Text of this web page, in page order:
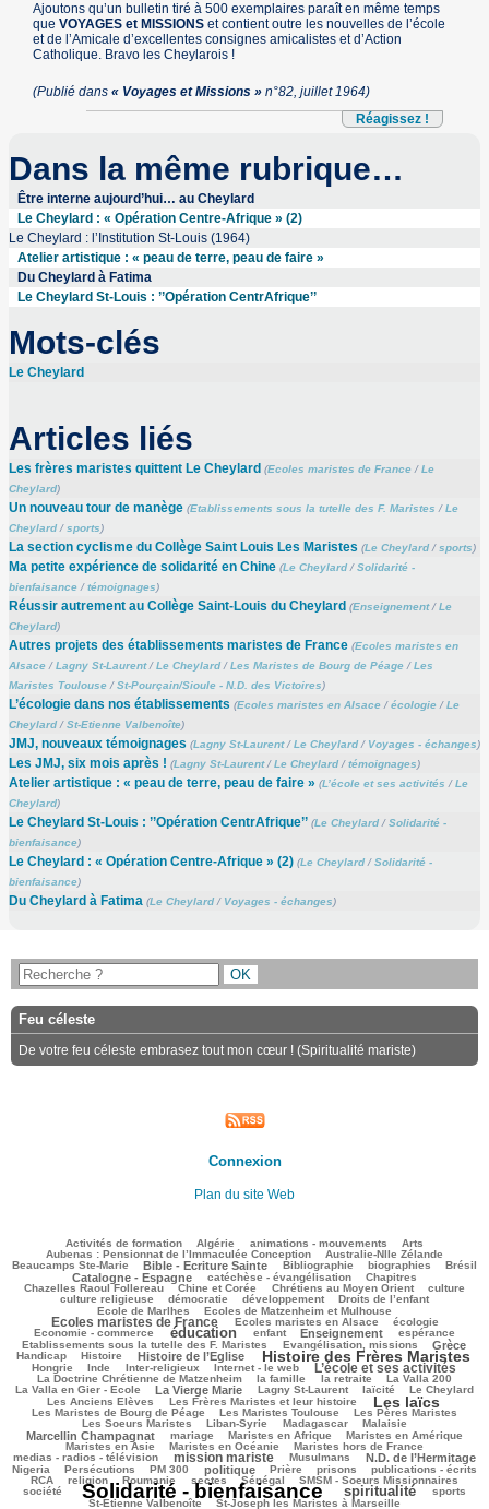
Ajoutons qu’un bulletin tiré à 500 exemplaires paraît en même temps
queVOYAGES et MISSIONS et contient outre les nouvelles de l’école
et de l’Amicale d’excellentes consignes amicalistes et d’Action
Catholique. Bravo les Cheylarois !
(Publié dans« Voyages et Missions » n°82, juillet 1964)
Réagissez !
Dans la même rubrique…
Être interne aujourd’hui… au Cheylard
Le Cheylard : « Opération Centre-Afrique » (2)
Le Cheylard : l’Institution St-Louis (1964)
Atelier artistique : « peau de terre, peau de faire »
Du Cheylard à Fatima
Le Cheylard St-Louis : ’’Opération CentrAfrique’’
Mots-clés
Le Cheylard
Articles liés
Les frères maristes quittent Le Cheylard (Ecoles maristes de France/Le
Cheylard)
Un nouveau tour de manège (Etablissements sous la tutelle des F. Maristes /Le
Cheylard/sports)
La section cyclisme du Collège Saint Louis Les Maristes (Le Cheylard/ sports)
Ma petite expérience de solidarité en Chine (Le Cheylard/Solidarité -
bienfaisance/témoignages)
Réussir autrement au Collège Saint-Louis du Cheylard (Enseignement/Le
Cheylard)
Autres projets des établissements maristes de France (Ecoles maristes en
Alsace/Lagny St-Laurent/Le Cheylard/Les Maristes de Bourg de Péage/Les
Maristes Toulouse/St-Pourçain/Sioule - N.D. des Victoires)
L’écologie dans nos établissements (Ecoles maristes en Alsace/écologie/Le
Cheylard/St-Etienne Valbenoîte)
JMJ, nouveaux témoignages (Lagny St-Laurent/Le Cheylard/ Voyages - échanges)
Les JMJ, six mois après ! (Lagny St-Laurent/Le Cheylard/témoignages)
Atelier artistique : « peau de terre, peau de faire » (L’école et ses activités /Le
Cheylard)
Le Cheylard St-Louis : ’’Opération CentrAfrique’’ (Le Cheylard/Solidarité -
bienfaisance)
Le Cheylard : « Opération Centre-Afrique » (2) (Le Cheylard/Solidarité -
bienfaisance)
Du Cheylard à Fatima (Le Cheylard/ Voyages - échanges)
Feu céleste
De votre feu céleste embrasez tout mon cœur ! (Spiritualité mariste)
Connexion
Plan du site Web
Activités de formation Algérie animations - mouvements Arts
Aubenas : Pensionnat de l’Immaculée Conception
54/2635 Australie-Nlle Zélande
82/2635
Beaucamps Ste-Marie
574/2635 Bible - Ecriture Sainte
39/2635 Bibliographie
518/2635 biographies
114/2635 Brésil
758/2635
Catalogne - Espagne catéchèse - évangélisation Chapitres
Chazelles Raoul Follereau
117/2635 Chine et Corée
254/2635 Chrétiens au Moyen Orient
323/2635 culture
30/2635
culture religieuse
démocratie développement Droits de l’enfant
Ecole de Marlhes
Ecoles de Matzenheim et Mulhouse
Ecoles maristes de France
206/2635 Ecoles maristes en Alsace
393/2635 écologie
130/2635
Economie - commerce
1395/2635 éducation
117/2635 enfant
672/2635 Enseignement
180/2635 espérance
65/2635
Etablissements sous la tutelle des F. Maristes
166/2635 Evangélisation, missions
804/2635 Grèce
55/2635
Handicap
223/2635 Histoire
688/2635 Histoire de l’Eglise
1539/2635 Histoire des Frères Maristes
154/2635
Hongrie
29/2635 Inde
72/2635 Inter-religieux
162/2635 Internet - le web
1068/2635 L’école et ses activités
47/2635
La Doctrine Chrétienne de Matzenheim
280/2635 la famille
87/2635 la retraite
26/2635 La Valla 200
91/2635
La Valla en Gier - Ecole
656/2635 La Vierge Marie
354/2635 Lagny St-Laurent
291/2635 laïcité
242/2635 Le Cheylard
61/2635
Les Anciens Elèves
140/2635 Les Frères Maristes et leur histoire
1464/2635 Les laïcs
490/2635
Les Maristes de Bourg de Péage
195/2635 Les Maristes Toulouse
522/2635 Les Pères Maristes
411/2635
Les Soeurs Maristes
Liban-Syrie Madagascar Malaisie
Marcellin Champagnat
43/2635 mariage
362/2635 Maristes en Afrique
271/2635 Maristes en Amérique
302/2635
Maristes en Asie
Maristes en Océanie Maristes hors de France
medias - radios - télévision
982/2635 mission mariste
62/2635 Musulmans
763/2635 N.D. de l’Hermitage
51/2635
Nigeria
171/2635 Persécutions
143/2635 PM 300
633/2635 politique
203/2635 Prière
143/2635 prisons
260/2635 publications - écrits
146/2635
RCA
193/2635 religion
44/2635 Roumanie
51/2635 sectes
69/2635 Sénégal
348/2635 SMSM - Soeurs Missionnaires
249/2635
société
2635/2635 Solidarité - bienfaisance
1277/2635 spiritualité
275/2635 sports
155/2635
St-Etienne Valbenoîte
St-Joseph les Maristes à Marseille